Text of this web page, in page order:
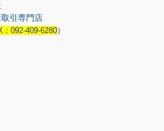
引専門店
092-409-6280）